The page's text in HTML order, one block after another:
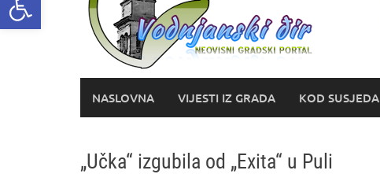
NASLOVNA VIJESTI IZ GRADA KOD SUSJEDA
„Učka“ izgubila od „Exita“ u Puli